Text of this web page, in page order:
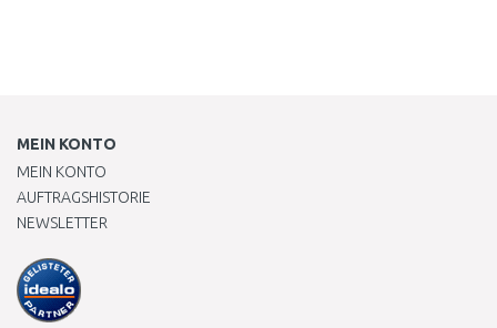
MEIN KONTO
MEIN KONTO
AUFTRAGSHISTORIE
NEWSLETTER